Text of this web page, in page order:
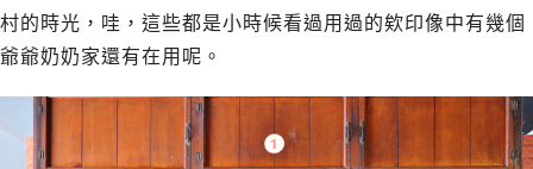
村的時光，哇，這些都是小時候看過用過的欸印像中有幾個
爺爺奶奶家還有在用呢。